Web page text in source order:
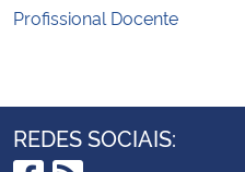
Profissional Docente
REDES SOCIAIS: